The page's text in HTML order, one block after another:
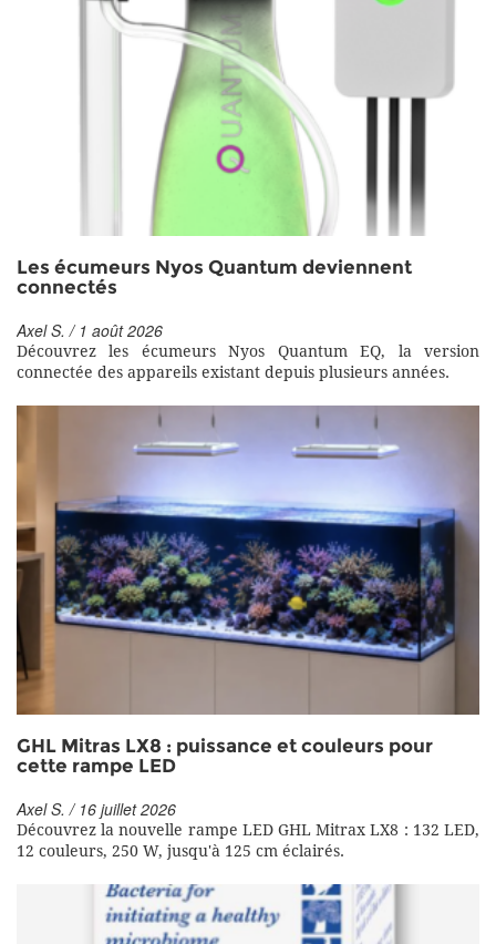
Les écumeurs Nyos Quantum deviennent
connectés
Axel S. / 1 août 2026
Découvrez les écumeurs Nyos Quantum EQ, la version
connectée des appareils existant depuis plusieurs années.
GHL Mitras LX8 : puissance et couleurs pour
cette rampe LED
Axel S. / 16 juillet 2026
Découvrez la nouvelle rampe LED GHL Mitrax LX8 : 132 LED,
12 couleurs, 250 W, jusqu'à 125 cm éclairés.